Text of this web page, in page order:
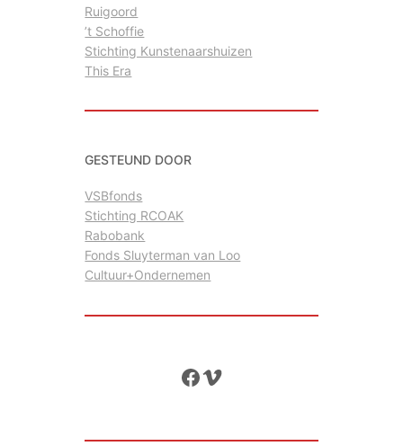
Ruigoord
’t Schoffie
Stichting Kunstenaarshuizen
This Era
GESTEUND DOOR
VSBfonds
Stichting RCOAK
Rabobank
Fonds Sluyterman van Loo
Cultuur+Ondernemen
Facebook Vimeo